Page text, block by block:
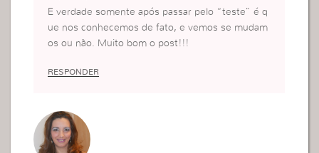
E verdade somente após passar pelo “teste” é q
ue nos conhecemos de fato, e vemos se mudam
os ou não. Muito bom o post!!!
RESPONDER